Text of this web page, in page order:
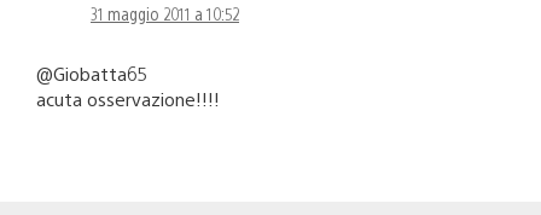
31 maggio 2011 a 10:52
@Giobatta65
acuta osservazione!!!!